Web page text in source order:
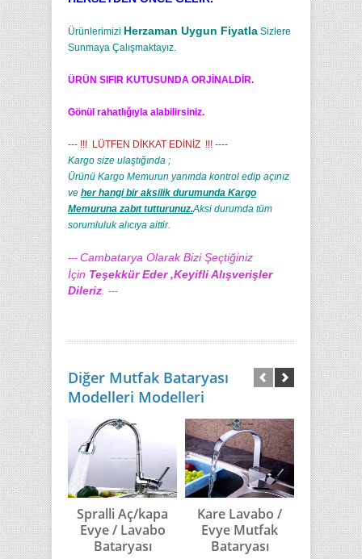
Ürünlerimizi Herzaman Uygun Fiyatla Sizlere
Sunmaya Çalışmaktayız.
ÜRÜN SIFIR KUTUSUNDA ORJİNALDİR.
Gönül rahatlığıyla alabilirsiniz.
--- !!! LÜTFEN DİKKAT EDİNİZ !!! ----
Kargo size ulaştığında ;
Ürünü Kargo Memurun yanında kontrol edip açınız
ve her hangi bir aksilik durumunda Kargo
Memuruna zabıt tutturunuz.Aksi durumda tüm
sorumluluk alıcıya aittir.
--- Cambatarya Olarak Bizi Şeçtiğiniz
İçin Teşekkür Eder ,Keyifli Alışverişler
Dileriz ---
Diğer Mutfak Bataryası
Modelleri Modelleri
Spralli Aç/kapa
Evye / Lavabo
Bataryası
Kare Lavabo /
Evye Mutfak
Bataryası
Klasik
Lavabo